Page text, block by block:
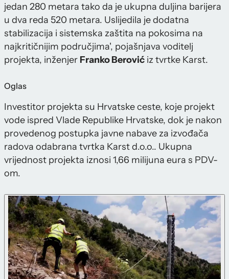
jedan 280 metara tako da je ukupna duljina barijera
u dva reda 520 metara. Uslijedila je dodatna
stabilizacija i sistemska zaštita na pokosima na
najkritičnijim područjima', pojašnjava voditelj
projekta, inženjer Franko Berović iz tvrtke Karst.
Oglas
Investitor projekta su Hrvatske ceste, koje projekt
vode ispred Vlade Republike Hrvatske, dok je nakon
provedenog postupka javne nabave za izvođača
radova odabrana tvrtka Karst d.o.o.. Ukupna
vrijednost projekta iznosi 1,66 milijuna eura s PDV-
om.